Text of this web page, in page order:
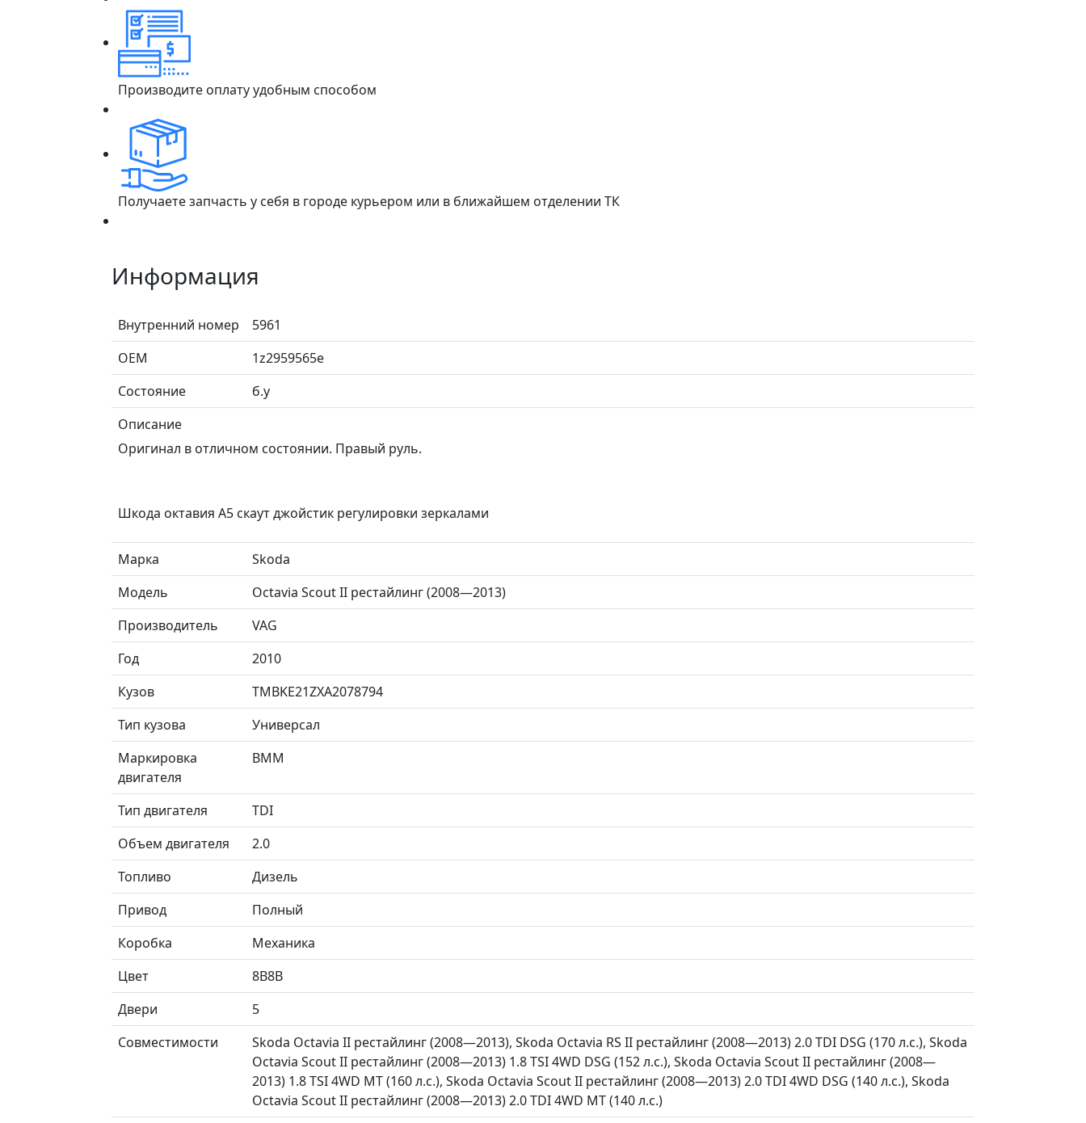
Производите оплату удобным способом
Получаете запчасть у себя в городе курьером или в ближайшем отделении ТК
Информация
Внутренний номер
5961
ОЕМ
1z2959565e
Состояние
б.у
Описание
Оригинал в отличном состоянии. Правый руль.
Шкода октавия А5 скаут джойстик регулировки зеркалами
Марка
Skoda
Модель
Octavia Scout II рестайлинг (2008—2013)
Производитель
VAG
Год
2010
Кузов
TMBKE21ZXA2078794
Тип кузова
Универсал
Маркировка
двигателя
BMM
Тип двигателя
TDI
Объем двигателя
2.0
Топливо
Дизель
Привод
Полный
Коробка
Механика
Цвет
8B8B
Двери
5
Совместимости
Skoda Octavia II рестайлинг (2008—2013), Skoda Octavia RS II рестайлинг (2008—2013) 2.0 TDI DSG (170 л.с.), Skoda
Octavia Scout II рестайлинг (2008—2013) 1.8 TSI 4WD DSG (152 л.с.), Skoda Octavia Scout II рестайлинг (2008—
2013) 1.8 TSI 4WD MT (160 л.с.), Skoda Octavia Scout II рестайлинг (2008—2013) 2.0 TDI 4WD DSG (140 л.с.), Skoda
Octavia Scout II рестайлинг (2008—2013) 2.0 TDI 4WD MT (140 л.с.)